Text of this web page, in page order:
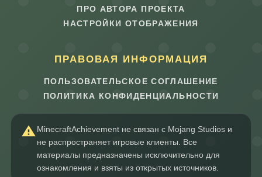
ПРО АВТОРА ПРОЕКТА
НАСТРОЙКИ ОТОБРАЖЕНИЯ
ПРАВОВАЯ ИНФОРМАЦИЯ
ПОЛЬЗОВАТЕЛЬСКОЕ СОГЛАШЕНИЕ
ПОЛИТИКА КОНФИДЕНЦИАЛЬНОСТИ
MinecraftAchievement не связан с Mojang Studios и
не распространяет игровые клиенты. Все
материалы предназначены исключительно для
ознакомления и взяты из открытых источников.